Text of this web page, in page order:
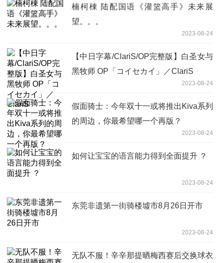
楠柯棟 陆配国语《灌篮高手》未来展
望。。。
2023-08-24
【中日字幕/ClariS/OP完整版】白圣女与
黑牧师 OP「コイセカイ」／ClariS
2023-08-24
假面骑士：今年双十一或将推出Kiva系列
的周边，你最希望哪一个再版？
2023-08-24
如何让宝宝的语言能力得到全面提升 ？
2023-08-24
东莞非遗第一街骑楼墟市8月26日开市
2023-08-24
无队不服！辛辛那提晒梅西赛后交换球衣